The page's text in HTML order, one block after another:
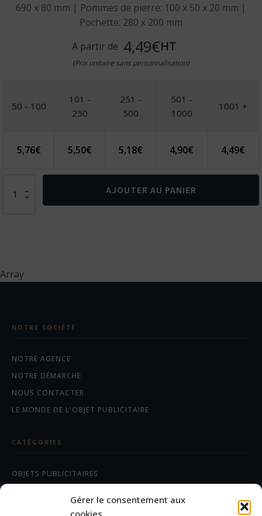
Gérer le consentement aux
cookies
690 x 80 mm | Pommes de pierre: 100 x 50 x 20 mm |
Pochette: 280 x 200 mm
A partir de 4,49€HT
(Prix unitaire sans personnalisation)
50 - 100
101 -
250
251 -
500
501 -
1000
1001 +
5,76€ 5,50€ 5,18€ 4,90€ 4,49€
AJOUTER AU PANIER
Array
NOTRE SOCIÉTÉ
NOTRE AGENCE
NOTRE DÉMARCHE
NOUS CONTACTER
LE MONDE DE L'OBJET PUBLICITAIRE
CATÉGORIES
OBJETS PUBLICITAIRES